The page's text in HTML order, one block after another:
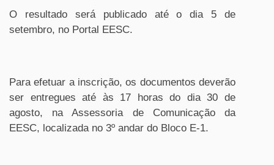
O resultado será publicado até o dia 5 de
setembro, no Portal EESC.
Para efetuar a inscrição, os documentos deverão
ser entregues até às 17 horas do dia 30 de
agosto, na Assessoria de Comunicação da
EESC, localizada no 3º andar do Bloco E-1.